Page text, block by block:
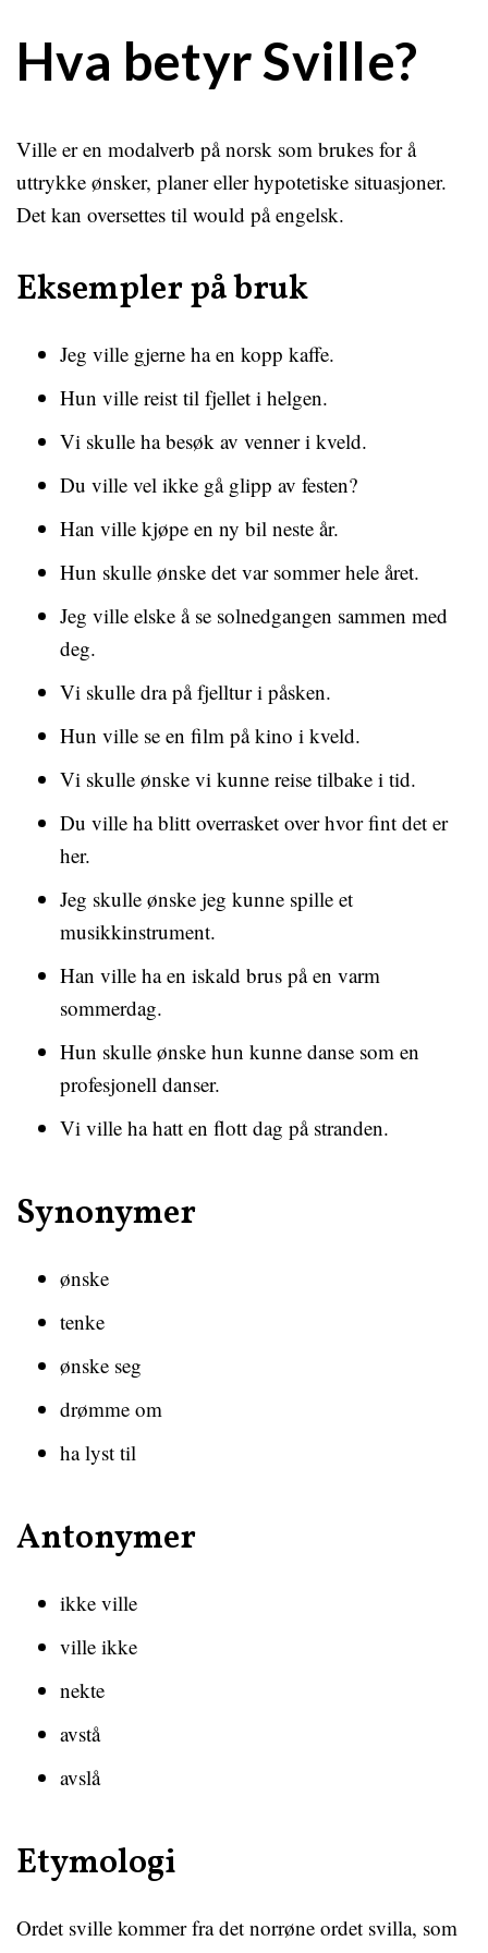
Hva betyr Sville?
Ville er en modalverb på norsk som brukes for å
uttrykke ønsker, planer eller hypotetiske situasjoner.
Det kan oversettes til would på engelsk.
Eksempler på bruk
Jeg ville gjerne ha en kopp kaffe.
Hun ville reist til fjellet i helgen.
Vi skulle ha besøk av venner i kveld.
Du ville vel ikke gå glipp av festen?
Han ville kjøpe en ny bil neste år.
Hun skulle ønske det var sommer hele året.
Jeg ville elske å se solnedgangen sammen med
deg.
Vi skulle dra på fjelltur i påsken.
Hun ville se en film på kino i kveld.
Vi skulle ønske vi kunne reise tilbake i tid.
Du ville ha blitt overrasket over hvor fint det er
her.
Jeg skulle ønske jeg kunne spille et
musikkinstrument.
Han ville ha en iskald brus på en varm
sommerdag.
Hun skulle ønske hun kunne danse som en
profesjonell danser.
Vi ville ha hatt en flott dag på stranden.
Synonymer
ønske
tenke
ønske seg
drømme om
ha lyst til
Antonymer
ikke ville
ville ikke
nekte
avstå
avslå
Etymologi
Ordet sville kommer fra det norrøne ordet svilla, som